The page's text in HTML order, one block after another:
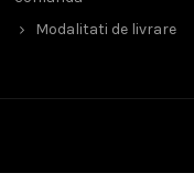
Modalitati de livrare